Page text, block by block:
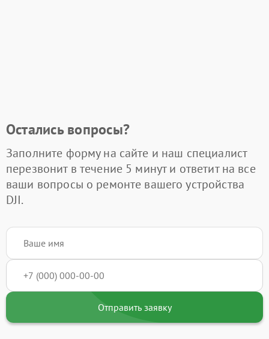
Остались вопросы?
Заполните форму на сайте и наш специалист
перезвонит в течение 5 минут и ответит на все
ваши вопросы о ремонте вашего устройства
DJI.
Отправить заявку